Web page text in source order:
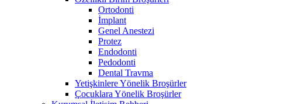
Ortodonti
İmplant
Genel Anestezi
Protez
Endodonti
Pedodonti
Dental Travma
Yetişkinlere Yönelik Broşürler
Çocuklara Yönelik Broşürler